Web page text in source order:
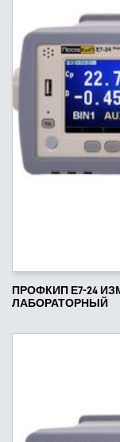
ПРОФКИП Е7-24
ЛАБОРАТОРНЫЙ